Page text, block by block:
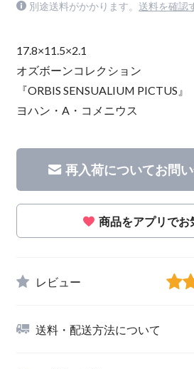
別途送料がかかります。 送料を確認
17.8×11.5×2.1
オズボーンコレクション
『ORBIS SENSUALIUM PICTUS』
ヨハン・A・コメニウス
再入荷についてお問
商品をアプリでお
レビュー
送料・配送方法について